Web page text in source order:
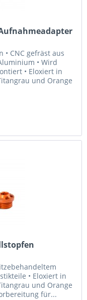
CNC gefräst aus
• Wird
• Eloxiert in
und Orange
• Eloxiert in
und Orange
für...